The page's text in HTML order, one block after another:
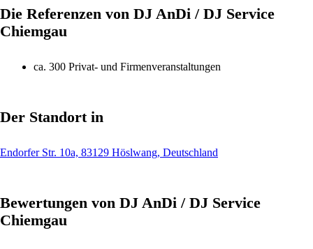
Die Referenzen von DJ AnDi / DJ Service
Chiemgau
ca. 300 Privat- und Firmenveranstaltungen
Der Standort in
Endorfer Str. 10a, 83129 Höslwang, Deutschland
Bewertungen von DJ AnDi / DJ Service
Chiemgau